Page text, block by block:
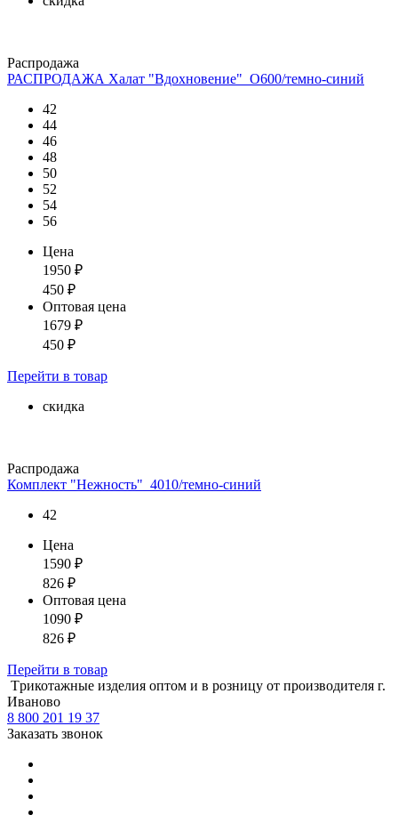
Распродажа
РАСПРОДАЖА Халат "Вдохновение"_О600/темно-синий
42
44
46
48
50
52
54
56
Цена
1950 ₽
450 ₽
Оптовая цена
1679 ₽
450 ₽
Перейти в товар
скидка
Распродажа
Комплект "Нежность"_4010/темно-синий
42
Цена
1590 ₽
826 ₽
Оптовая цена
1090 ₽
826 ₽
Перейти в товар
Tрикотажные изделия оптом и в розницу от производителя г.
Иваново
8 800 201 19 37
Заказать звонок